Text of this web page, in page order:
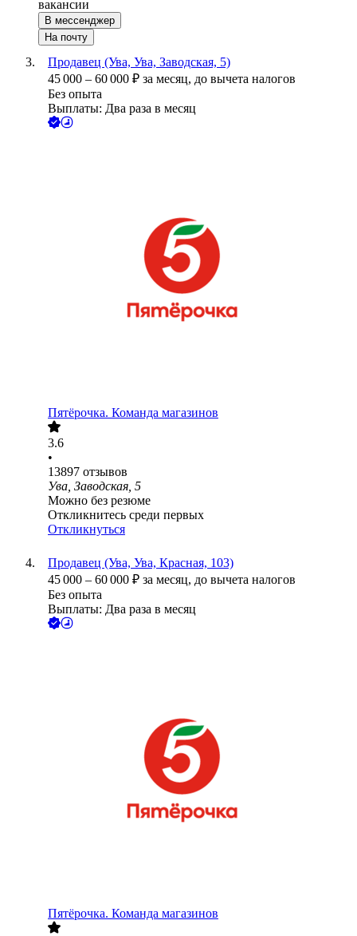
вакансии
В мессенджер
На почту
Продавец (Ува, Ува, Заводская, 5)
45 000 – 60 000 ₽ за месяц, до вычета налогов
Без опыта
Выплаты: Два раза в месяц
Пятёрочка. Команда магазинов
3.6
•
13897 отзывов
Ува, Заводская, 5
Можно без резюме
Откликнитесь среди первых
Откликнуться
Продавец (Ува, Ува, Красная, 103)
45 000 – 60 000 ₽ за месяц, до вычета налогов
Без опыта
Выплаты: Два раза в месяц
Пятёрочка. Команда магазинов